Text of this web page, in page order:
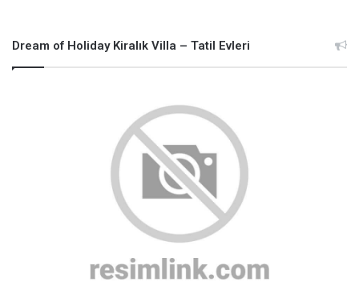
Dream of Holiday Kiralık Villa – Tatil Evleri